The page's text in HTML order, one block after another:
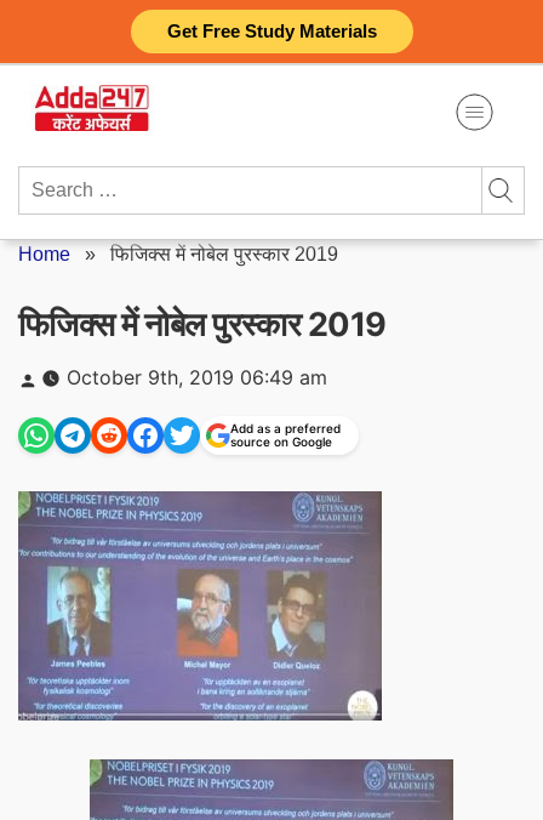
Get Free Study Materials
content
Search
Home »फिजिक्स में नोबेल पुरस्कार 2019
फिजिक्स में नोबेल पुरस्कार 2019
Posted
by
October 9th, 2019 06:49 am
Add as a preferred
source on Google